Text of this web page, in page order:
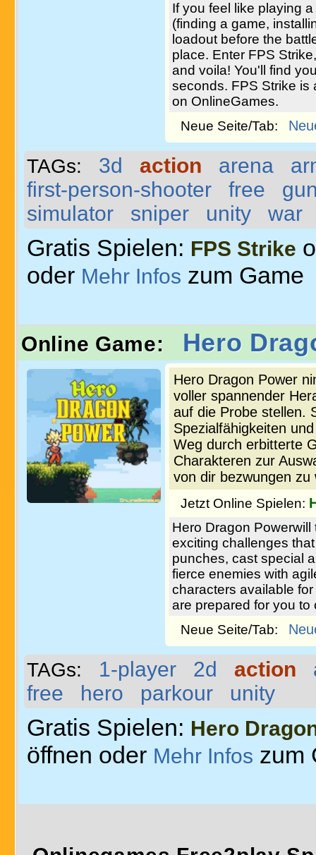
If you feel like playing
(finding a game,
loadout before the
place. Enter FPS
and voila! You'll find
seconds. FPS Strike is
on OnlineGames.
Neue Seite/Tab:
TAGs: 3d action arena
first-person-shooter
free
simulator
sniper unity war
Gratis Spielen: FPS Strike
oder Mehr Infos zum Game
Online Game: Hero
Hero Dragon Power
voller spannender
auf die Probe stellen.
Spezialfähigkeiten
Weg durch erbitterte
Charakteren zur
von dir bezwungen zu
Jetzt Online Spielen:
Hero Dragon
exciting challenges
punches, cast special
fierce enemies with
characters available
are prepared for you to
Neue Seite/Tab:
TAGs: 1-player 2d action
free
hero parkour unity
Gratis Spielen: Hero
öffnen oder Mehr Infos zum